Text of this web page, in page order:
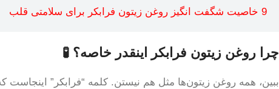
9 خاصیت شگفت انگیز روغن زیتون فرابکر برای سلامتی قلب
چرا روغن زیتون فرابکر اینقدر خاصه؟ 🧪
ببین، همه روغن زیتون‌ها مثل هم نیستن. کلمه “فرابکر” اینجاست